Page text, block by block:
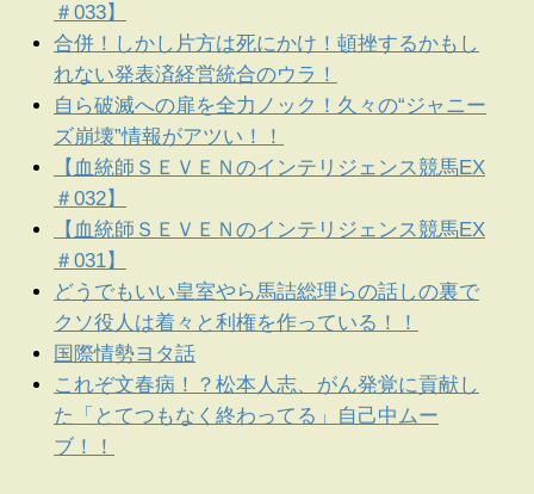
＃033】
合併！しかし片方は死にかけ！頓挫するかもし
れない発表済経営統合のウラ！
自ら破滅への扉を全力ノック！久々の“ジャニー
ズ崩壊”情報がアツい！！
【血統師ＳＥＶＥＮのインテリジェンス競馬EX
＃032】
【血統師ＳＥＶＥＮのインテリジェンス競馬EX
＃031】
どうでもいい皇室やら馬詰総理らの話しの裏で
クソ役人は着々と利権を作っている！！
国際情勢ヨタ話
これぞ文春病！？松本人志、がん発覚に貢献し
た「とてつもなく終わってる」自己中ムー
ブ！！